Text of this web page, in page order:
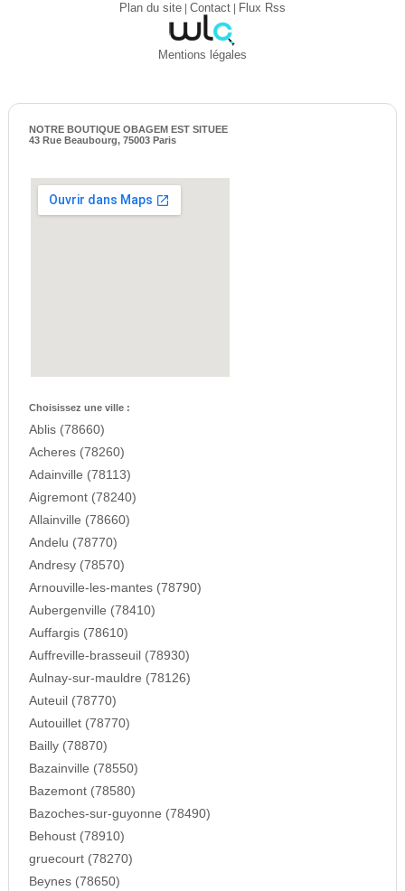
Plan du site| Contact| Flux Rss
Mentions légales
NOTRE BOUTIQUE OBAGEM EST SITUEE
43 Rue Beaubourg, 75003 Paris
Choisissez une ville :
Ablis (78660)
Acheres (78260)
Adainville (78113)
Aigremont (78240)
Allainville (78660)
Andelu (78770)
Andresy (78570)
Arnouville-les-mantes (78790)
Aubergenville (78410)
Auffargis (78610)
Auffreville-brasseuil (78930)
Aulnay-sur-mauldre (78126)
Auteuil (78770)
Autouillet (78770)
Bailly (78870)
Bazainville (78550)
Bazemont (78580)
Bazoches-sur-guyonne (78490)
Behoust (78910)
gruecourt (78270)
Beynes (78650)